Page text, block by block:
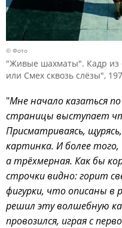
© Фото
"Живые шахматы". Кадр из
или Смех сквозь слёзы",
"Мне начало казаться
страницы выступает
Присматриваясь,
картинка. И более
а трёхмерная. Как бы
строчки видно: горит
фигурки, что описаны в
решил эту волшебную
провозился, играя с